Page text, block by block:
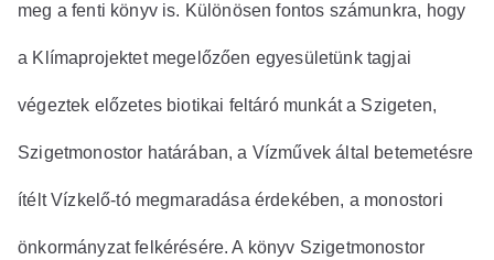
meg a fenti könyv is. Különösen fontos számunkra, hogy
a Klímaprojektet megelőzően egyesületünk tagjai
végeztek előzetes biotikai feltáró munkát a Szigeten,
Szigetmonostor határában, a Vízművek által betemetésre
ítélt Vízkelő-tó megmaradása érdekében, a monostori
önkormányzat felkérésére. A könyv Szigetmonostor